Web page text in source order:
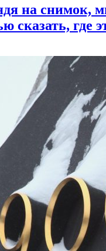
на снимок,
сказать, где